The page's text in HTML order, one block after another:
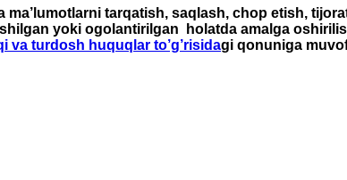
tarqatish, saqlash, chop etish,
yoki ogolantirilgan holatda amalga
va turdosh huquqlar to’g’risidagi qonuniga